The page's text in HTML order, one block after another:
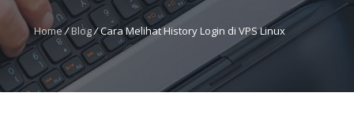
Home / Blog/Cara Melihat History Login di VPS Linux